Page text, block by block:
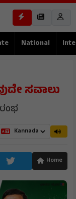
National
ಸವಾಲು
Home